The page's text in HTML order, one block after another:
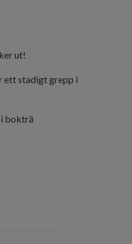
ut!
ett stadigt grepp i
i bokträ